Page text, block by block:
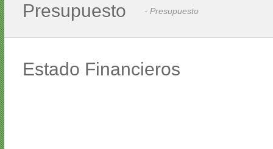
Presupuesto - Presupuesto
Estado Financieros